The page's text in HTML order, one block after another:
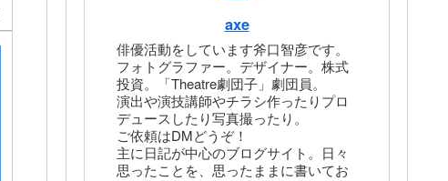
axe
俳優活動をしています斧口智彦です。
フォトグラファー。デザイナー。株式
投資。「Theatre劇団子」劇団員。
演出や演技講師やチラシ作ったりプロ
デュースしたり写真撮ったり。
ご依頼はDMどうぞ！
主に日記が中心のブログサイト。日々
思ったことを、思ったままに書いてお